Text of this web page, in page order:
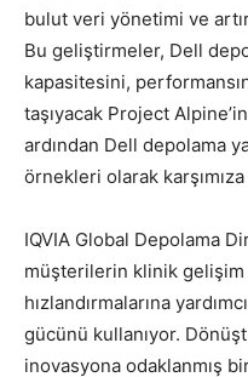
bulut veri yönetimi ve
Bu geliştirmeler, Dell
kapasitesini,
taşıyacak Project
ardından Dell depolama
örnekleri olarak karşımıza
IQVIA Global Depolama
müşterilerin klinik gelişim
hızlandırmalarına
gücünü kullanıyor.
inovasyona odaklanmış